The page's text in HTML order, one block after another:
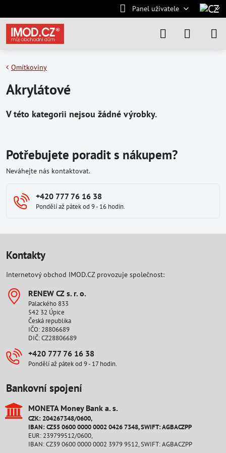
Panel uživatele
Omítkoviny
Akrylátové
Potřebujete poradit s nákupem?
Neváhejte nás kontaktovat.
+420 777 76 16 38
Pondělí až pátek od 9 - 16 hodin.
Kontakty
Internetový obchod IMOD.CZ provozuje společnost:
RENEW CZ s​. r​. o​.
Palackého 833
542 32 Úpice
Česká republika
IČO: 28806689
DIČ: CZ28806689
+420 777 76 16 38
Pondělí až pátek od 9 - 17 hodin.
Bankovní spojení
MONETA Money Bank a​. s​.
CZK: 204267348/0600,
IBAN: CZ55 0600 0000 0002 0426 7348, SWIFT: AGBACZPP
EUR: 239799512/0600,
IBAN: CZ39 0600 0000 0002 3979 9512, SWIFT: AGBACZPP